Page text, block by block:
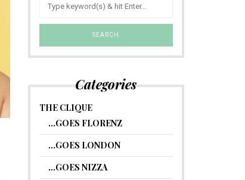
Categories
THE CLIQUE
…GOES FLORENZ
…GOES LONDON
…GOES NIZZA